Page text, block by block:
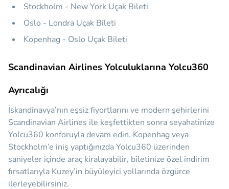
Stockholm - New York Uçak Bileti
Oslo - Londra Uçak Bileti
Kopenhag - Oslo Uçak Bileti
Scandinavian Airlines Yolculuklarına Yolcu360
Ayrıcalığı
İskandinavya’nın eşsiz fiyortlarını ve modern şehirlerini
Scandinavian Airlines ile keşfettikten sonra seyahatinize
Yolcu360 konforuyla devam edin. Kopenhag veya
Stockholm’e iniş yaptığınızda Yolcu360 üzerinden
saniyeler içinde araç kiralayabilir, biletinize özel indirim
fırsatlarıyla Kuzey’in büyüleyici yollarında özgürce
ilerleyebilirsiniz.